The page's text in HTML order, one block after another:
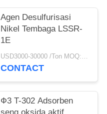
Agen Desulfurisasi
Nikel Tembaga LSSR-
1E
USD3000-30000 /Ton MOQ:1 KG
CONTACT
Ф3 T-302 Adsorben